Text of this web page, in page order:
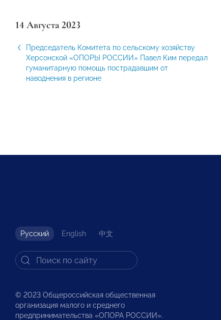
14 Августа 2023
Председатель Комитета по сельскому хозяйству
Херсонской «ОПОРЫ РОССИИ» Павел Ким передал
гуманитарную помощь пострадавшим от
наводнения в регионе
Русский English 中文
© 2023 Общероссийская общественная
организация малого и среднего
предпринимательства «ОПОРА РОССИИ».